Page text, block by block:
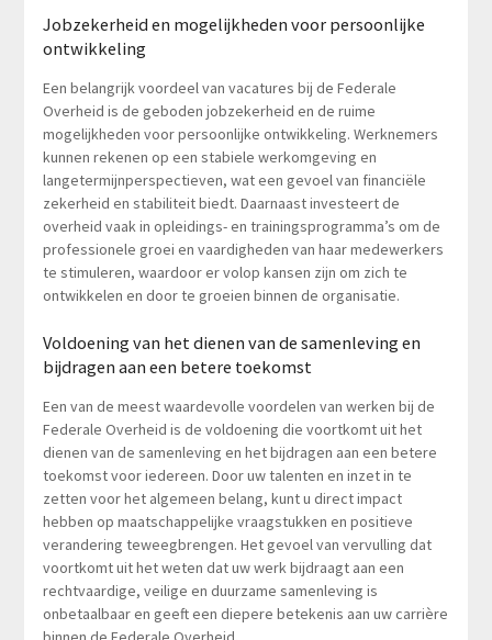
Jobzekerheid en mogelijkheden voor persoonlijke
ontwikkeling
Een belangrijk voordeel van vacatures bij de Federale
Overheid is de geboden jobzekerheid en de ruime
mogelijkheden voor persoonlijke ontwikkeling. Werknemers
kunnen rekenen op een stabiele werkomgeving en
langetermijnperspectieven, wat een gevoel van financiële
zekerheid en stabiliteit biedt. Daarnaast investeert de
overheid vaak in opleidings- en trainingsprogramma’s om de
professionele groei en vaardigheden van haar medewerkers
te stimuleren, waardoor er volop kansen zijn om zich te
ontwikkelen en door te groeien binnen de organisatie.
Voldoening van het dienen van de samenleving en
bijdragen aan een betere toekomst
Een van de meest waardevolle voordelen van werken bij de
Federale Overheid is de voldoening die voortkomt uit het
dienen van de samenleving en het bijdragen aan een betere
toekomst voor iedereen. Door uw talenten en inzet in te
zetten voor het algemeen belang, kunt u direct impact
hebben op maatschappelijke vraagstukken en positieve
verandering teweegbrengen. Het gevoel van vervulling dat
voortkomt uit het weten dat uw werk bijdraagt aan een
rechtvaardige, veilige en duurzame samenleving is
onbetaalbaar en geeft een diepere betekenis aan uw carrière